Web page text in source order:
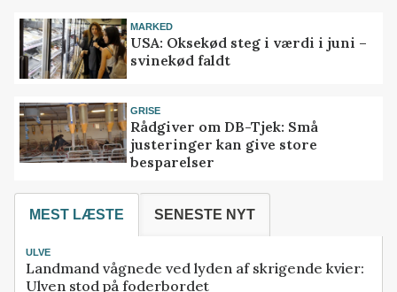
MARKED
USA: Oksekød steg i værdi i juni –
svinekød faldt
GRISE
Rådgiver om DB-Tjek: Små
justeringer kan give store
besparelser
MEST LÆSTE SENESTE NYT
ULVE
Landmand vågnede ved lyden af skrigende kvier:
Ulven stod på foderbordet